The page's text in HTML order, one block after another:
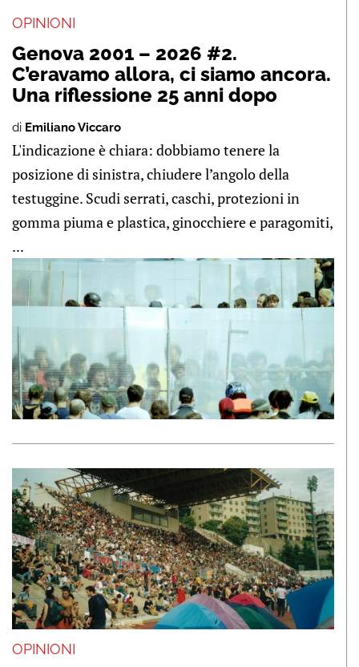
OPINIONI
Genova 2001 – 2026 #2.
C’eravamo allora, ci siamo ancora.
Una riflessione 25 anni dopo
di Emiliano Viccaro
L'indicazione è chiara: dobbiamo tenere la
posizione di sinistra, chiudere l’angolo della
testuggine. Scudi serrati, caschi, protezioni in
gomma piuma e plastica, ginocchiere e paragomiti,
...
OPINIONI